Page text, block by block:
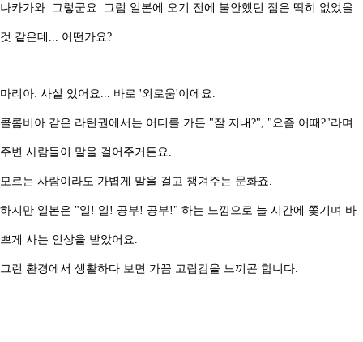
나카가와: 그렇군요. 그럼 일본에 오기 전에 불안했던 점은 딱히 없었을
것 같은데... 어떤가요?
마리아: 사실 있어요... 바로 '외로움'이에요.
콜롬비아 같은 라틴권에서는 어디를 가든 "잘 지내?", "요즘 어때?"라며
주변 사람들이 말을 걸어주거든요.
모르는 사람이라도 가볍게 말을 걸고 챙겨주는 문화죠.
하지만 일본은 "일! 일! 공부! 공부!" 하는 느낌으로 늘 시간에 쫓기며 바
쁘게 사는 인상을 받았어요.
그런 환경에서 생활하다 보면 가끔 고립감을 느끼곤 합니다.